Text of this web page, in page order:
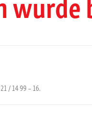
/ 14 99 – 16.